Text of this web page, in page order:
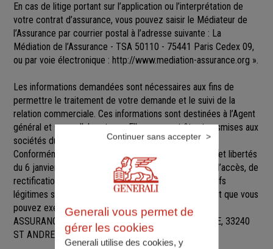
En cas de litige portant sur l’application ou l’interprétation de
votre contrat d’assurance, vous pouvez saisir le Médiateur de
l’Assurance par courrier postal à l’adresse suivante : La
Médiation de l’Assurance - TSA 50110 - 75441 Paris Cedex 09,
ou par voie électronique : http://www.mediation-assurance.org ».
Les informations demandées sont nécessaires aux fins de
permettre le traitement de votre demande et le suivi de la
relation commerciale. Ces informations sont destinées à l’Agent
général et ses collaborateurs. Elles pourront être transmises aux
sociétés du groupe GENERALI.
Conformément aux dispositions de la loi Informatique et libertés
du 6 janvier 1978 modifiée, vous disposez d’un droit d’accès, de
rectification, de suppression et d’opposition pour motifs
légitimes sur l’ensemble des données vous concernant que vous
pouvez exercer sur simple demande auprès de SARL
ASSURANCES R2R CONSEILS
, à171 RUE NATIONALE, 33240
ST ANDRE DE CUBZAC,r2r@agence.generali.fr.
Generali vous permet de
gérer les cookies
Generali utilise des cookies, y
Continuer sans accepter